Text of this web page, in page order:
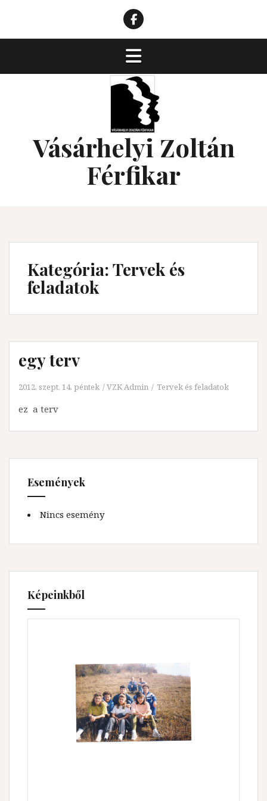
content
VZK
facebook
Vásárhelyi Zoltán
Férfikar
Kategória:Tervek és
feladatok
egy terv
2012. szept. 14. péntek VZK Admin Tervek és feladatok
ez a terv
Események
Nincs esemény
Képeinkből